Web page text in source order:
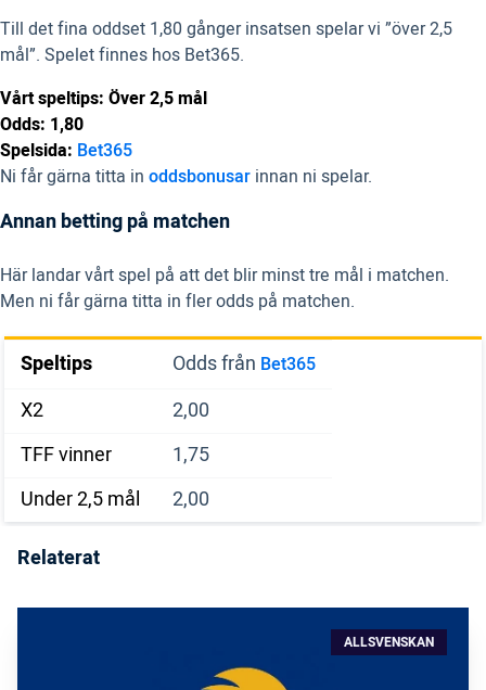
Till det fina oddset 1,80 gånger insatsen spelar vi ”över 2,5
mål”. Spelet finnes hos Bet365.
Vårt speltips: Över 2,5 mål
Odds: 1,80
Spelsida: Bet365
Ni får gärna titta in oddsbonusar innan ni spelar.
Annan betting på matchen
Här landar vårt spel på att det blir minst tre mål i matchen.
Men ni får gärna titta in fler odds på matchen.
Speltips Odds från Bet365
X2
2,00
TFF vinner
1,75
Under 2,5 mål
2,00
Relaterat
ALLSVENSKAN